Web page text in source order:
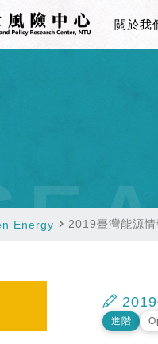
關於我
Energy navigate_next2019臺灣能源
進階